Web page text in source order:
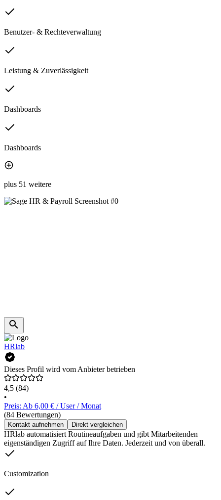
Benutzer- & Rechteverwaltung
Leistung & Zuverlässigkeit
Dashboards
Dashboards
plus 51 weitere
HRlab
Dieses Profil wird vom Anbieter betrieben
4,5 (84)
•
Preis: Ab 6,00 € / User / Monat
(84 Bewertungen)
Kontakt aufnehmen Direkt vergleichen
HRlab automatisiert Routineaufgaben und gibt Mitarbeitenden
eigenständigen Zugriff auf Ihre Daten. Jederzeit und von überall.
Customization